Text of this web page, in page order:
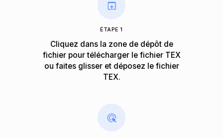
ÉTAPE 1
Cliquez dans la zone de dépôt de
fichier pour télécharger le fichier TEX
ou faites glisser et déposez le fichier
TEX.